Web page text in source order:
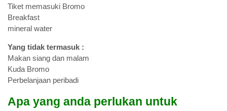
Tiket memasuki Bromo
Breakfast
mineral water
Yang tidak termasuk :
Makan siang dan malam
Kuda Bromo
Perbelanjaan peribadi
Apa yang anda perlukan untuk